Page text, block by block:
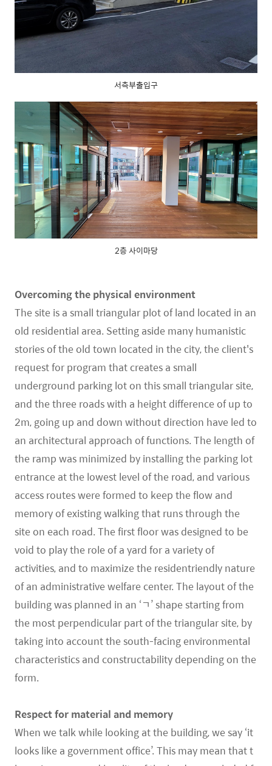
서측부출입구
2층 사이마당
Overcoming the physical environment
The site is a small triangular plot of land located in an
old residential area. Setting aside many humanistic
stories of the old town located in the city, the client's
request for program that creates a small
underground parking lot on this small triangular site,
and the three roads with a height difference of up to
2m, going up and down without direction have led to
an architectural approach of functions. The length of
the ramp was minimized by installing the parking lot
entrance at the lowest level of the road, and various
access routes were formed to keep the flow and
memory of existing walking that runs through the
site on each road. The first floor was designed to be
void to play the role of a yard for a variety of
activities, and to maximize the residentriendly nature
of an administrative welfare center. The layout of the
building was planned in an ‘ㄱ’ shape starting from
the most perpendicular part of the triangular site, by
taking into account the south-facing environmental
characteristics and constructability depending on the
form.
Respect for material and memory
When we talk while looking at the building, we say ‘it
looks like a government office’. This may mean that t